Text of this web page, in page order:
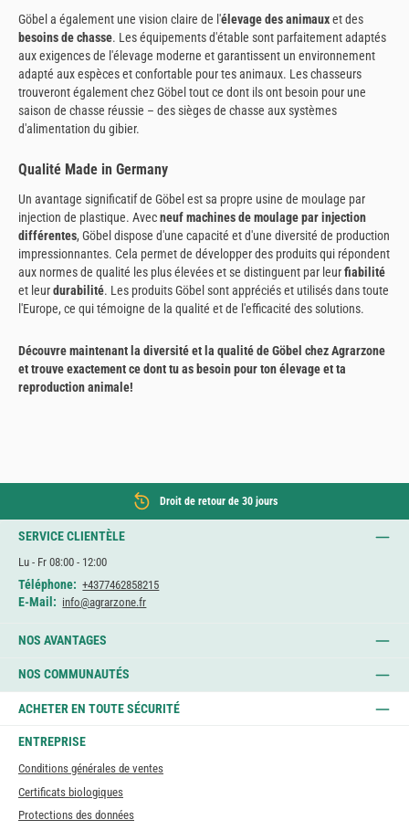
Göbel a également une vision claire de l'élevage des animauxet des
besoins de chasse. Les équipements d'étable sont parfaitement adaptés
aux exigences de l'élevage moderne et garantissent un environnement
adapté aux espèces et confortable pour tes animaux. Les chasseurs
trouveront également chez Göbel tout ce dont ils ont besoin pour une
saison de chasse réussie – des sièges de chasse aux systèmes
d'alimentation du gibier.
Qualité Made in Germany
Un avantage significatif de Göbel est sa propre usine de moulage par
injection de plastique. Avecneuf machines de moulage par injection
différentes, Göbel dispose d'une capacité et d'une diversité de production
impressionnantes. Cela permet de développer des produits qui répondent
aux normes de qualité les plus élevées et se distinguent par leurfiabilité
et leurdurabilité. Les produits Göbel sont appréciés et utilisés dans toute
l'Europe, ce qui témoigne de la qualité et de l'efficacité des solutions.
Découvre maintenant la diversité et la qualité de Göbel chez Agrarzone
et trouve exactement ce dont tu as besoin pour ton élevage et ta
reproduction animale!
Droit de retour de 30 jours
SERVICE CLIENTÈLE
Lu - Fr 08:00 - 12:00
Téléphone: +4377462858215
E-Mail: info@agrarzone.fr
NOS AVANTAGES
NOS COMMUNAUTÉS
ACHETER EN TOUTE SÉCURITÉ
ENTREPRISE
Conditions générales de ventes
Certificats biologiques
Protections des données